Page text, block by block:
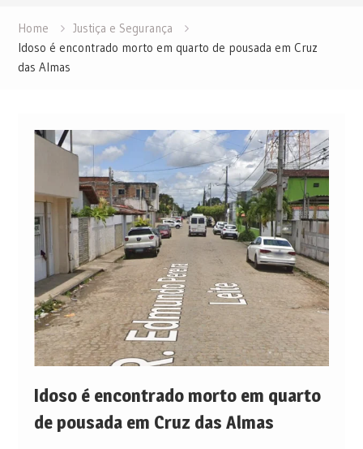
Home
Justiça e Segurança
Idoso é encontrado morto em quarto de pousada em Cruz
das Almas
Idoso é encontrado morto em quarto
de pousada em Cruz das Almas